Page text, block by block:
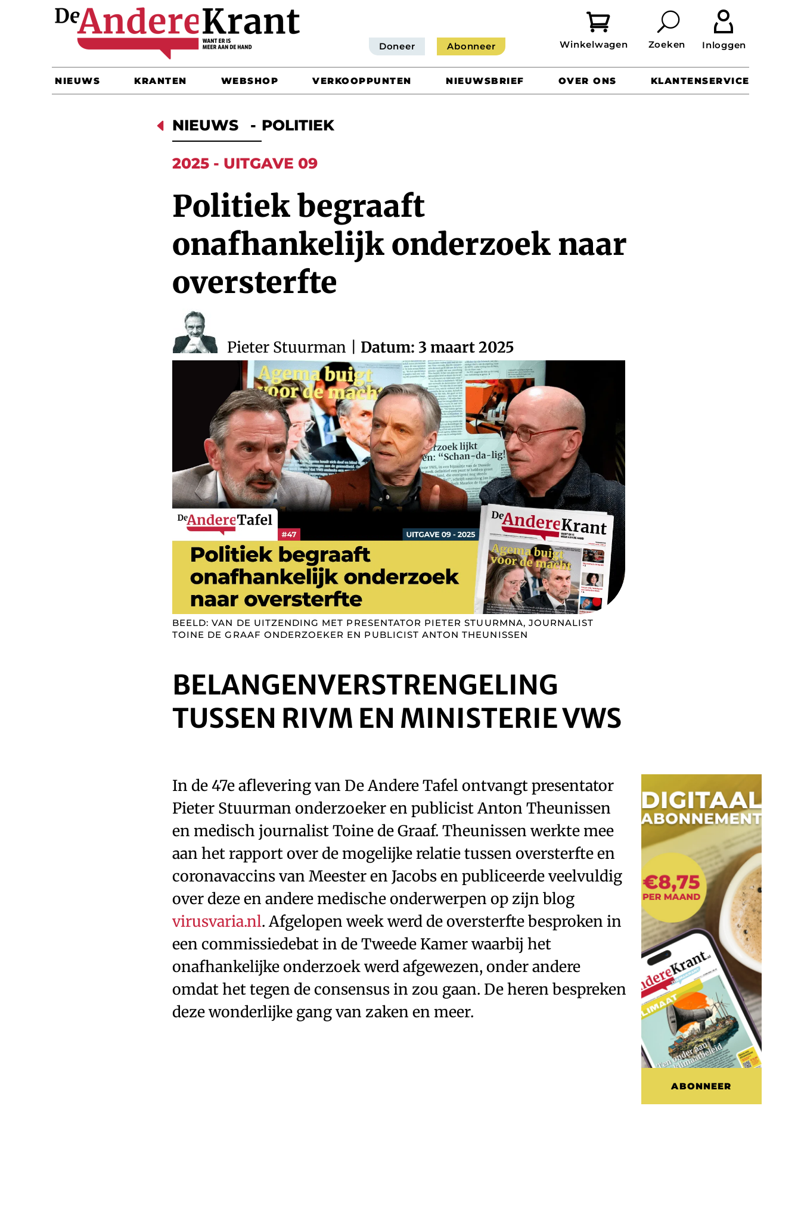
Doneer Abonneer
 
NIEUWS KRANTEN WEBSHOP VERKOOPPUNTEN NIEUWSBRIEF OVER ONS KLANTENSERVICE
D NIEUWS - POLITIEK
2025 - UITGAVE 09
Politiek begraaft
onafhankelijk onderzoek naar
oversterfte
Pieter Stuurman Datum: 3 maart 2025
BEELD: VAN DE UITZENDING MET PRESENTATOR PIETER STUURMNA, JOURNALIST
TOINE DE GRAAF ONDERZOEKER EN PUBLICIST ANTON THEUNISSEN
BELANGENVERSTRENGELING
TUSSEN RIVM EN MINISTERIE VWS
In de 47e aflevering van De Andere Tafel ontvangt presentator
Pieter Stuurman onderzoeker en publicist Anton Theunissen
en medisch journalist Toine de Graaf. Theunissen werkte mee
aan het rapport over de mogelijke relatie tussen oversterfte en
coronavaccins van Meester en Jacobs en publiceerde veelvuldig
over deze en andere medische onderwerpen op zijn blog
virusvaria.nl. Afgelopen week werd de oversterfte besproken in
een commissiedebat in de Tweede Kamer waarbij het
onafhankelijke onderzoek werd afgewezen, onder andere
omdat het tegen de consensus in zou gaan. De heren bespreken
deze wonderlijke gang van zaken en meer.
ABONNEER